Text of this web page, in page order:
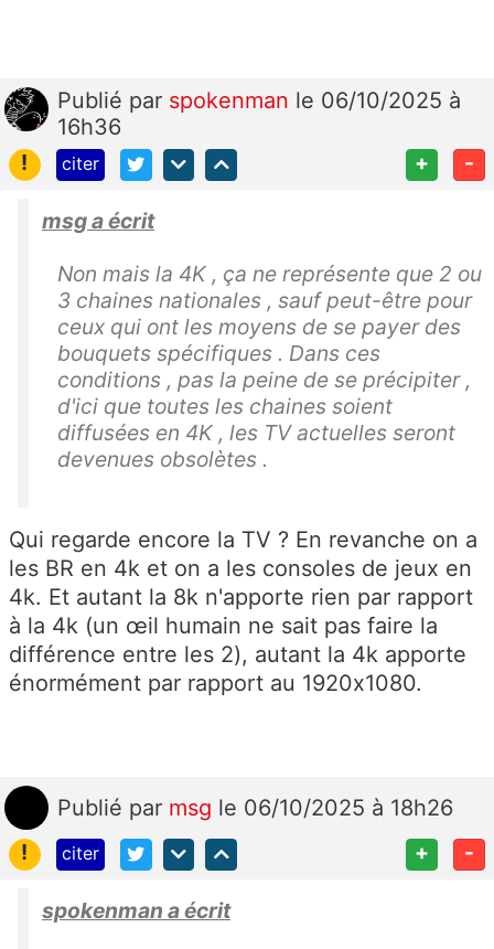
Publié par spokenman le 06/10/2025 à
16h36
!
citer + -
msg a écrit
Non mais la 4K , ça ne représente que 2 ou
3 chaines nationales , sauf peut-être pour
ceux qui ont les moyens de se payer des
bouquets spécifiques . Dans ces
conditions , pas la peine de se précipiter ,
d'ici que toutes les chaines soient
diffusées en 4K , les TV actuelles seront
devenues obsolètes .
Qui regarde encore la TV ? En revanche on a
les BR en 4k et on a les consoles de jeux en
4k. Et autant la 8k n'apporte rien par rapport
à la 4k (un œil humain ne sait pas faire la
différence entre les 2), autant la 4k apporte
énormément par rapport au 1920x1080.
Publié par msg le 06/10/2025 à 18h26
!
citer + -
spokenman a écrit